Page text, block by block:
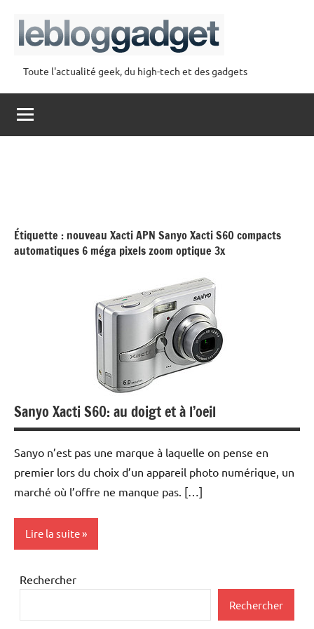
contenu
lebloggadget
Toute l'actualité geek, du high-tech et des gadgets
Étiquette : nouveau Xacti APN Sanyo Xacti S60 compacts
automatiques 6 méga pixels zoom optique 3x
Sanyo Xacti S60: au doigt et à l’oeil
Sanyo n’est pas une marque à laquelle on pense en
premier lors du choix d’un appareil photo numérique, un
marché où l’offre ne manque pas. […]
Lire la suite
Photo
Numérique
Rechercher
Rechercher